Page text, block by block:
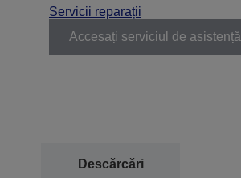
Servicii reparații
Accesați serviciul de asistență
Descărcări